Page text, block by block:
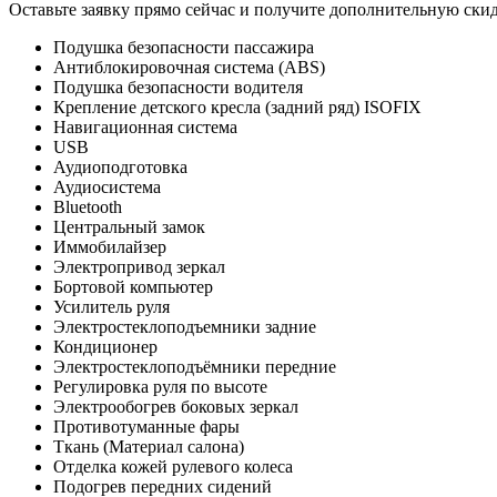
Оставьте заявку прямо сейчас и получите дополнительную
Подушка безопасности пассажира
Антиблокировочная система (ABS)
Подушка безопасности водителя
Крепление детского кресла (задний ряд) ISOFIX
Навигационная система
USB
Аудиоподготовка
Аудиосистема
Bluetooth
Центральный замок
Иммобилайзер
Электропривод зеркал
Бортовой компьютер
Усилитель руля
Электростеклоподъемники задние
Кондиционер
Электростеклоподъёмники передние
Регулировка руля по высоте
Электрообогрев боковых зеркал
Противотуманные фары
Ткань (Материал салона)
Отделка кожей рулевого колеса
Подогрев передних сидений